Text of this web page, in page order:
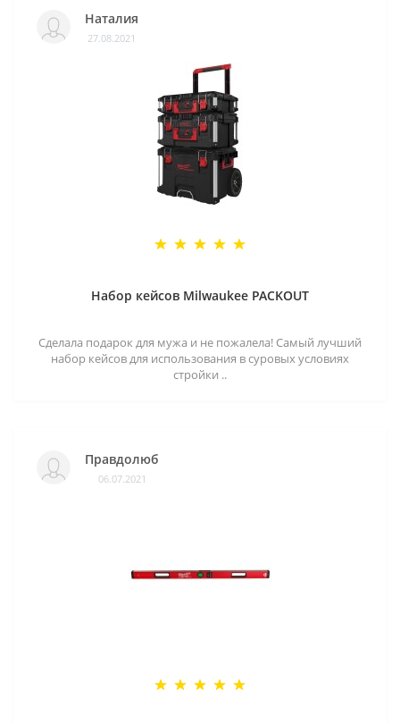
Наталия
27.08.2021
Набор кейсов Milwaukee PACKOUT
Сделала подарок для мужа и не пожалела! Самый лучший
набор кейсов для использования в суровых условиях
стройки ..
Правдолюб
06.07.2021